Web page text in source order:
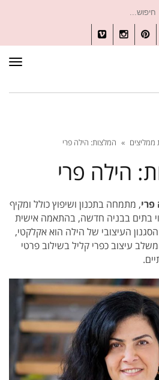
עבור:
Pinterest
Instagram
Vimeo
ממליצים » המלצות: הילה פרי
הילה פרי
, מתמחה בתכנון ושיפוץ כולל ומקיף
בתים בבניה חדשה, בהתאמה אישית
העיצובי של הילה הוא אקלקטי,
עיצוב כפרי קליל בשילוב פרטי